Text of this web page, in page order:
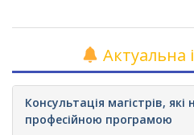
Актуальна
Консультація магістрів,
професійною програмою